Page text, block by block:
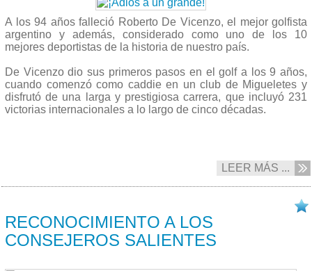
A los 94 años falleció Roberto De Vicenzo, el mejor golfista
argentino y además, considerado como uno de los 10
mejores deportistas de la historia de nuestro país.
De Vicenzo dio sus primeros pasos en el golf a los 9 años,
cuando comenzó como caddie en un club de Migueletes y
disfrutó de una larga y prestigiosa carrera, que incluyó 231
victorias internacionales a lo largo de cinco décadas.
LEER MÁS ...
RECONOCIMIENTO A LOS
CONSEJEROS SALIENTES